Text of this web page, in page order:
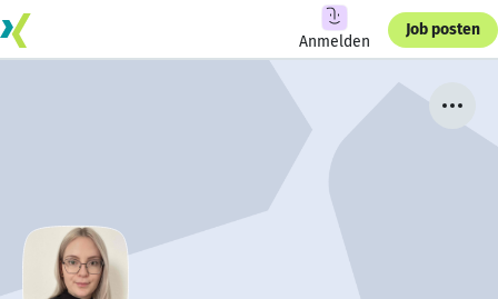
Anmelden
Job posten